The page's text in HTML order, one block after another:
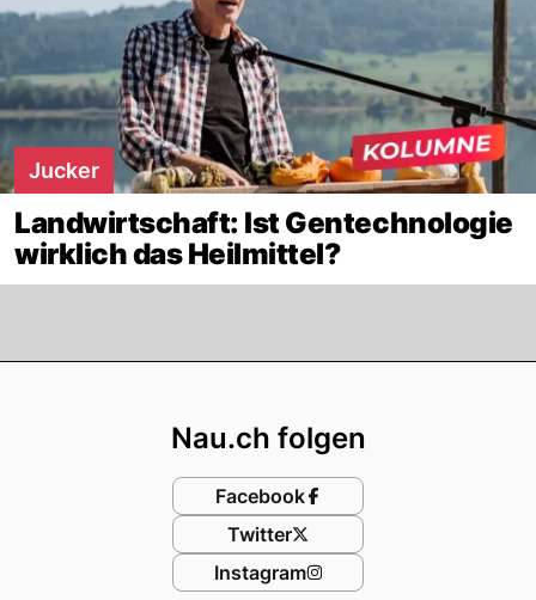
Jucker
Landwirtschaft: Ist Gentechnologie
wirklich das Heilmittel?
Nau.ch folgen
Facebook
Twitter
Instagram